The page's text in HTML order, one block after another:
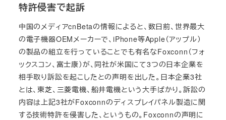
特許侵害で起訴
中国のメディアcnBetaの情報によると、数日前、世界最大
の電子機器OEMメーカーで、iPhone等Apple（アップル）
の製品の組立を行っていることでも有名なFoxconn（フォ
ックスコン、富士康）が、同社が米国にて3つの日本企業を
相手取り訴訟を起こしたとの声明を出した。日本企業3社
とは、東芝、三菱電機、船井電機という大手ばかり。訴訟の
内容は上記3社がFoxconnのディスプレイパネル製造に関
する技術特許を侵害した、というもの。Foxconnの声明に